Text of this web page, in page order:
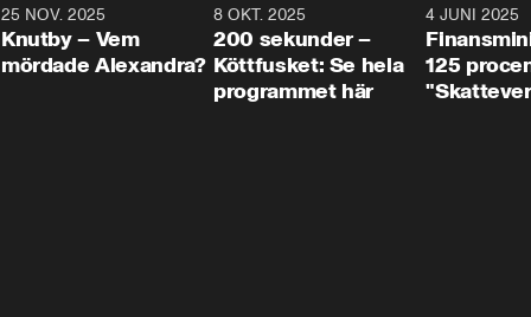
31:05
25 NOV. 2025
Knutby – Vem
mördade Alexandra?
4:29
8 OKT. 2025
200 sekunder –
Köttfusket: Se hela
programmet här
4 JUNI 2025
125